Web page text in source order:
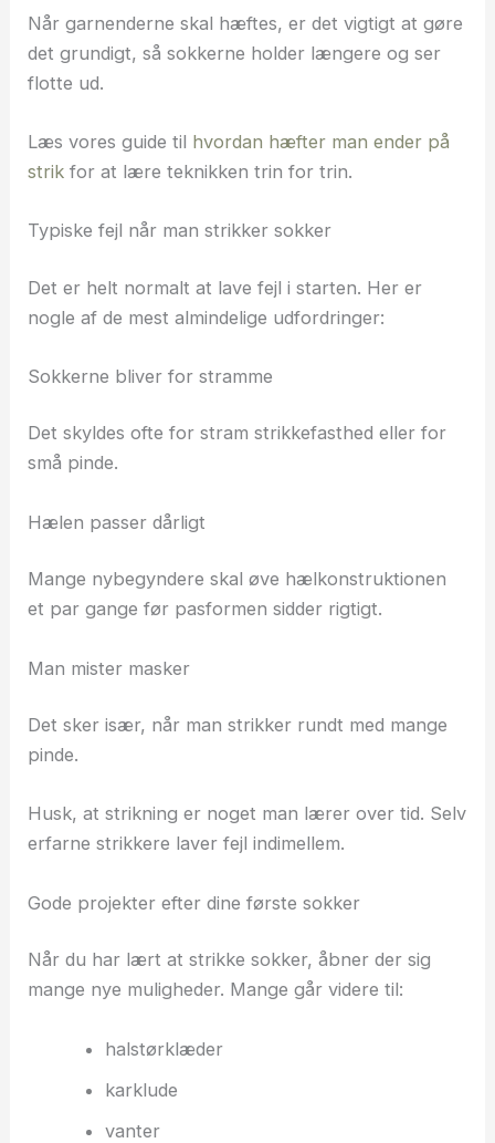
Når garnenderne skal hæftes, er det vigtigt at gøre
det grundigt, så sokkerne holder længere og ser
flotte ud.
Læs vores guide til hvordan hæfter man ender på
strik for at lære teknikken trin for trin.
Typiske fejl når man strikker sokker
Det er helt normalt at lave fejl i starten. Her er
nogle af de mest almindelige udfordringer:
Sokkerne bliver for stramme
Det skyldes ofte for stram strikkefasthed eller for
små pinde.
Hælen passer dårligt
Mange nybegyndere skal øve hælkonstruktionen
et par gange før pasformen sidder rigtigt.
Man mister masker
Det sker især, når man strikker rundt med mange
pinde.
Husk, at strikning er noget man lærer over tid. Selv
erfarne strikkere laver fejl indimellem.
Gode projekter efter dine første sokker
Når du har lært at strikke sokker, åbner der sig
mange nye muligheder. Mange går videre til:
halstørklæder
karklude
vanter